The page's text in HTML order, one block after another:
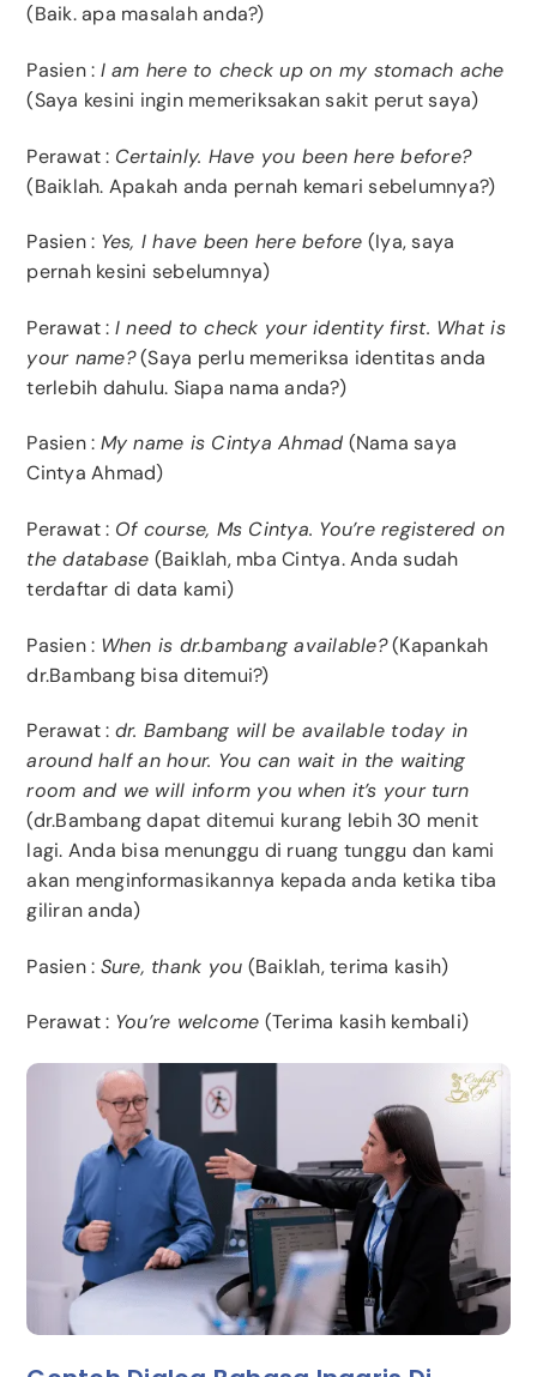
(Baik. apa masalah anda?)
Pasien : I am here to check up on my stomach ache
(Saya kesini ingin memeriksakan sakit perut saya)
Perawat : Certainly. Have you been here before?
(Baiklah. Apakah anda pernah kemari sebelumnya?)
Pasien : Yes, I have been here before (Iya, saya
pernah kesini sebelumnya)
Perawat : I need to check your identity first. What is
your name?(Saya perlu memeriksa identitas anda
terlebih dahulu. Siapa nama anda?)
Pasien : My name is Cintya Ahmad (Nama saya
Cintya Ahmad)
Perawat : Of course, Ms Cintya. You’re registered on
the database (Baiklah, mba Cintya. Anda sudah
terdaftar di data kami)
Pasien : When is dr.bambang available?(Kapankah
dr.Bambang bisa ditemui?)
Perawat : dr. Bambang will be available today in
around half an hour. You can wait in the waiting
room and we will inform you when it’s your turn
(dr.Bambang dapat ditemui kurang lebih 30 menit
lagi. Anda bisa menunggu di ruang tunggu dan kami
akan menginformasikannya kepada anda ketika tiba
giliran anda)
Pasien : Sure, thank you (Baiklah, terima kasih)
Perawat : You’re welcome (Terima kasih kembali)